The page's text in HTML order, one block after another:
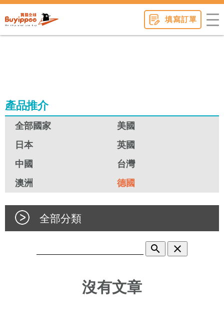
填寫訂單
產品推介
全部國家
美國
日本
英國
中國
台灣
澳洲
德國
全部分類
search clear
沒有文章